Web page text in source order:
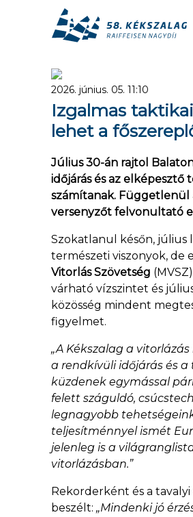
2026. június. 05. 11:10
Izgalmas
lehet a
Július 30-án rajtol
időjárás és az
számítanak. Függetlenül
versenyzőt felvonultató
Szokatlanul későn, július
természeti viszonyok, de
Vitorlás Szövetség
várható vízszintet és
közösség mindent
figyelmet.
„A Kékszalag a
a rendkívüli időjárás és
küzdenek egymással
felett száguldó,
legnagyobb
teljesítménnyel ismét
jelenleg is a
vitorlázásban.”
Rekorderként és a
beszélt: „Mindenki jó